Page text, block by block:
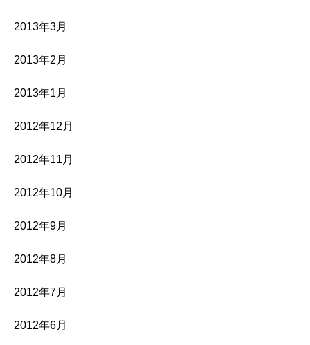
2013年3月
2013年2月
2013年1月
2012年12月
2012年11月
2012年10月
2012年9月
2012年8月
2012年7月
2012年6月